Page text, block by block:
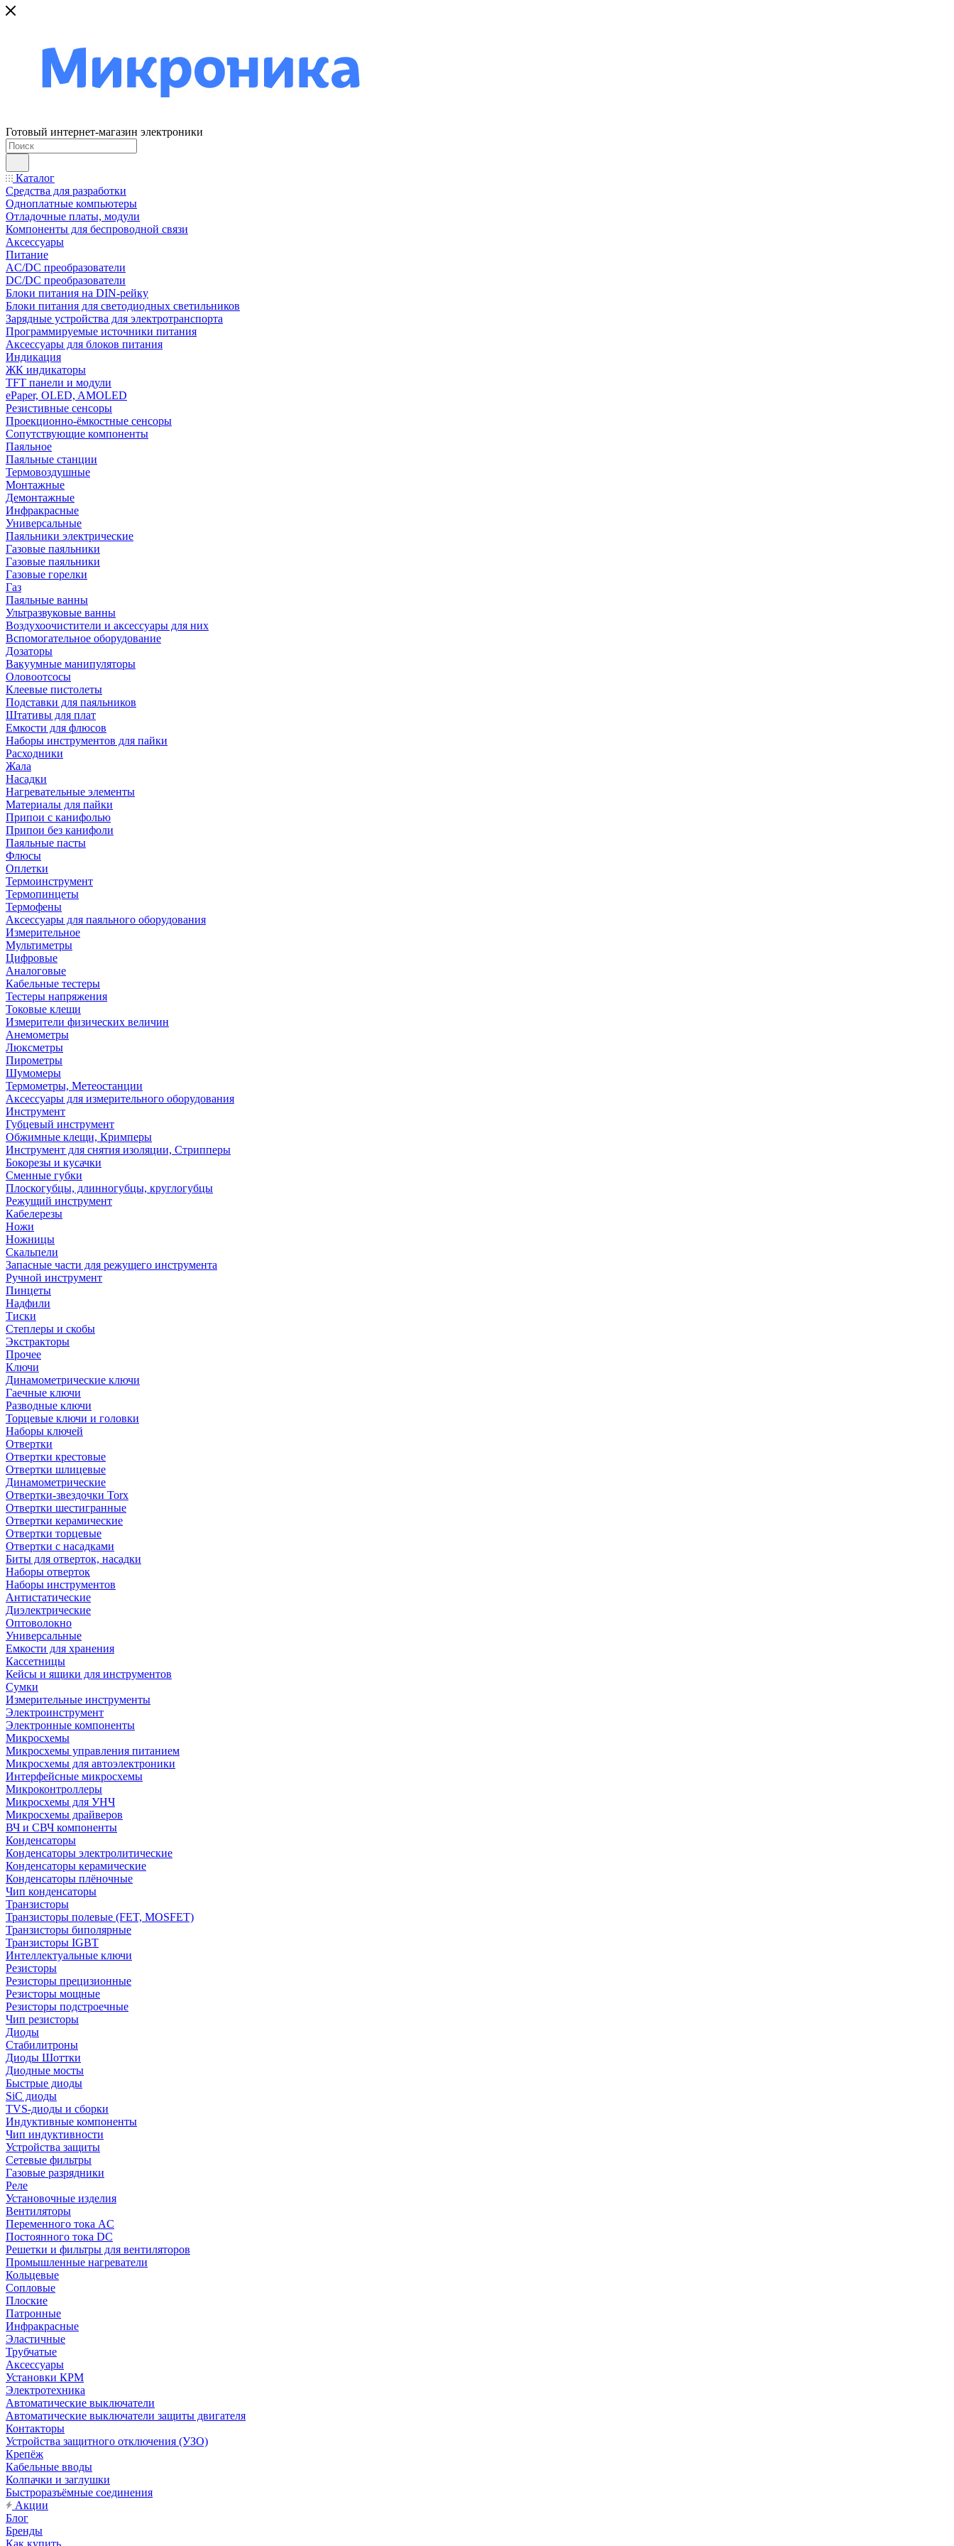
Готовый интернет-магазин электроники
Каталог
Средства для разработки
Одноплатные компьютеры
Отладочные платы, модули
Компоненты для беспроводной связи
Аксессуары
Питание
AC/DC преобразователи
DC/DC преобразователи
Блоки питания на DIN-рейку
Блоки питания для светодиодных светильников
Зарядные устройства для электротранспорта
Программируемые источники питания
Аксессуары для блоков питания
Индикация
ЖК индикаторы
TFT панели и модули
ePaper, OLED, AMOLED
Резистивные сенсоры
Проекционно-ёмкостные сенсоры
Сопутствующие компоненты
Паяльное
Паяльные станции
Термовоздушные
Монтажные
Демонтажные
Инфракрасные
Универсальные
Паяльники электрические
Газовые паяльники
Газовые паяльники
Газовые горелки
Газ
Паяльные ванны
Ультразвуковые ванны
Воздухоочистители и аксессуары для них
Вспомогательное оборудование
Дозаторы
Вакуумные манипуляторы
Оловоотсосы
Клеевые пистолеты
Подставки для паяльников
Штативы для плат
Емкости для флюсов
Наборы инструментов для пайки
Расходники
Жала
Насадки
Нагревательные элементы
Материалы для пайки
Припои с канифолью
Припои без канифоли
Паяльные пасты
Флюсы
Оплетки
Термоинструмент
Термопинцеты
Термофены
Аксессуары для паяльного оборудования
Измерительное
Мультиметры
Цифровые
Аналоговые
Кабельные тестеры
Тестеры напряжения
Токовые клещи
Измерители физических величин
Анемометры
Люксметры
Пирометры
Шумомеры
Термометры, Метеостанции
Аксессуары для измерительного оборудования
Инструмент
Губцевый инструмент
Обжимные клещи, Кримперы
Инструмент для снятия изоляции, Стрипперы
Бокорезы и кусачки
Сменные губки
Плоскогубцы, длинногубцы, круглогубцы
Режущий инструмент
Кабелерезы
Ножи
Ножницы
Скальпели
Запасные части для режущего инструмента
Ручной инструмент
Пинцеты
Надфили
Тиски
Степлеры и скобы
Экстракторы
Прочее
Ключи
Динамометрические ключи
Гаечные ключи
Разводные ключи
Торцевые ключи и головки
Наборы ключей
Отвертки
Отвертки крестовые
Отвертки шлицевые
Динамометрические
Отвертки-звездочки Torx
Отвертки шестигранные
Отвертки керамические
Отвертки торцевые
Отвертки с насадками
Биты для отверток, насадки
Наборы отверток
Наборы инструментов
Антистатические
Диэлектрические
Оптоволокно
Универсальные
Емкости для хранения
Кассетницы
Кейсы и ящики для инструментов
Сумки
Измерительные инструменты
Электроинструмент
Электронные компоненты
Микросхемы
Микросхемы управления питанием
Микросхемы для автоэлектроники
Интерфейсные микросхемы
Микроконтроллеры
Микросхемы для УНЧ
Микросхемы драйверов
ВЧ и СВЧ компоненты
Конденсаторы
Конденсаторы электролитические
Конденсаторы керамические
Конденсаторы плёночные
Чип конденсаторы
Транзисторы
Транзисторы полевые (FET, MOSFET)
Транзисторы биполярные
Транзисторы IGBT
Интеллектуальные ключи
Резисторы
Резисторы прецизионные
Резисторы мощные
Резисторы подстроечные
Чип резисторы
Диоды
Стабилитроны
Диоды Шоттки
Диодные мосты
Быстрые диоды
SiC диоды
TVS-диоды и сборки
Индуктивные компоненты
Чип индуктивности
Устройства защиты
Сетевые фильтры
Газовые разрядники
Реле
Установочные изделия
Вентиляторы
Переменного тока AC
Постоянного тока DC
Решетки и фильтры для вентиляторов
Промышленные нагреватели
Кольцевые
Сопловые
Плоские
Патронные
Инфракрасные
Эластичные
Трубчатые
Аксессуары
Установки КРМ
Электротехника
Автоматические выключатели
Автоматические выключатели защиты двигателя
Контакторы
Устройства защитного отключения (УЗО)
Крепёж
Кабельные вводы
Колпачки и заглушки
Быстроразъёмные соединения
Акции
Блог
Бренды
Как купить